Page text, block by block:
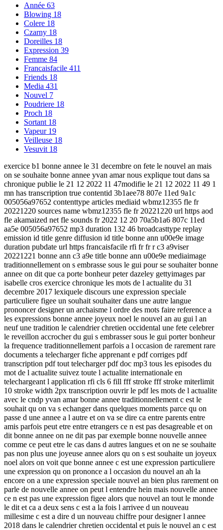
Année 63
Blowing 18
Colere 18
Czarny 18
Doreilles 18
Expression 39
Femme 84
Francaisfacile 411
Friends 18
Media 431
Nouvel 7
Poudriere 18
Proch 18
Sortant 18
Vapeur 19
Veilleuse 18
Vesuvit 18
exercice b1 bonne annee le 31 decembre on fete le nouvel an mais
on se souhaite bonne annee yvan amar nous explique tout dans sa
chronique publie le 21 12 2022 11 47modifie le 21 12 2022 11 49 1
mn has transcription true contentid 3b1aee78 807e 11ed 9a1c
005056a97652 contenttype articles mediaid wbmz12355 fle fr
20221220 sources name wbmz12355 fle fr 20221220 url https aod
fle akamaized net fle sounds fr 2022 12 20 70a5b1a6 807c 11ed
aa5e 005056a97652 mp3 duration 132 46 broadcasttype replay
emission id title genre diffusion id title bonne ann u00e9e image
duration pubdate url https francaisfacile rfi fr fr r c3 a9viser
20221221 bonne ann c3 a9e title bonne ann u00e9e mediaimage
traditionnellement on s embrasse sous le gui pour se souhaiter bonne
annee on dit que ca porte bonheur peter dazeley gettyimages par
isabelle cros exercice chronique les mots de l actualite du 31
decembre 2017 lexiquele discours une expression speciale
particuliere figee un souhait souhaiter dans une autre langue
prononcer designer un archaisme l ordre des mots faire reference a
les expressions bonne annee joyeux noel le nouvel an au gui l an
neuf une tradition le calendrier chretien occidental une fete celebrer
le reveillon accrocher du gui s embrasser sous le gui porter bonheur
la frequence traditionnellement parfois a l occasion de rarement rare
documents a telecharger fiche apprenant e pdf corriges pdf
transcription pdf tout telecharger pdf doc mp3 tous les episodes du
mot de l actualite suivez toute l actualite internationale en
telechargeant l application rfi cls 6 fill fff stroke fff stroke miterlimit
10 stroke width 2px transcription ouvrir le pdf les mots de l actualite
avec le cndp yvan amar bonne annee traditionnellement c est le
souhait qu on va s echanger dans quelques moments parce qu on
passe d une annee a l autre et on va se dire ca entre parents entre
amis parfois peut etre entre etrangers ce n est pas desagreable et on
dit bonne annee on ne dit pas par exemple bonne nouvelle annee
comme ce peut etre le cas dans d autres langues et on ne se souhaite
pas non plus une joyeuse annee alors qu on s est souhaite un joyeux
noel alors on voit que bonne annee c est une expression particuliere
une expression qu on prononce a l occasion du nouvel an ah la
encore on a une expression speciale nouvel an bien plus rarement on
parle de nouvelle annee on peut l entendre hein mais nouvelle annee
ce n est pas une expression figee alors que nouvel an tout le monde
le dit et ca a deux sens c est a la fois l arrivee d un nouveau
millesime c est a dire d un nouveau chiffre pour designer l annee
2018 dans le calendrier chretien occidental et puis le nouvel an c est